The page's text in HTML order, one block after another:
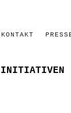
KONTAKT